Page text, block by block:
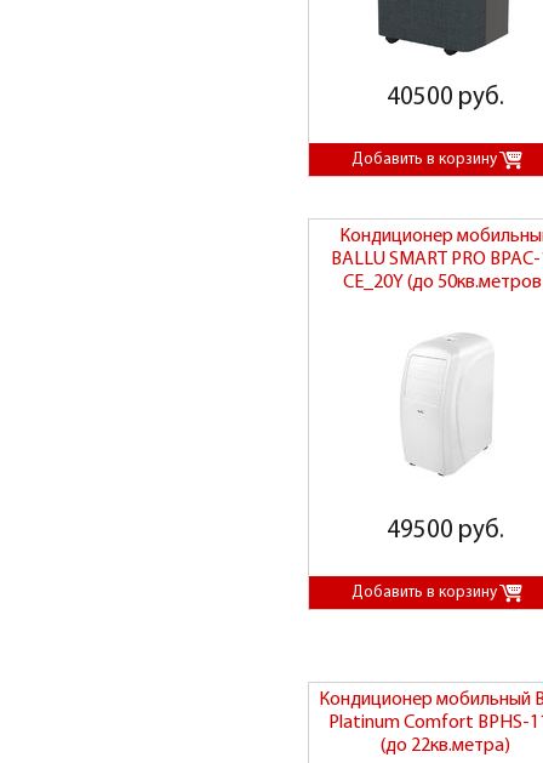
40500 руб.
Кондиционер
BALLU SMART PRO
CE_20Y (до
49500 руб.
Кондиционер мобильный
Platinum Comfort BPHS-
(до 22кв.метра)